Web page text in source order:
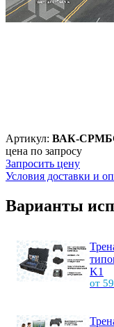
Артикул: ВАК-
цена по запросу
Запросить цену
Условия доставки и
Варианты
K1
от